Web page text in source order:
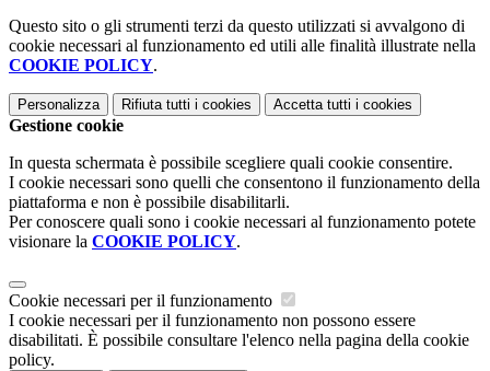
Questo sito o gli strumenti terzi da questo utilizzati si avvalgono di
cookie necessari al funzionamento ed utili alle finalità illustrate nella
COOKIE POLICY.
Personalizza Rifiuta tutti i cookies Accetta tutti i cookies
Gestione cookie
In questa schermata è possibile scegliere quali cookie consentire.
I cookie necessari sono quelli che consentono il funzionamento della
piattaforma e non è possibile disabilitarli.
Per conoscere quali sono i cookie necessari al funzionamento potete
visionare la COOKIE POLICY.
Cookie necessari per il funzionamento
I cookie necessari per il funzionamento non possono essere
disabilitati. È possibile consultare l'elenco nella pagina della cookie
policy.